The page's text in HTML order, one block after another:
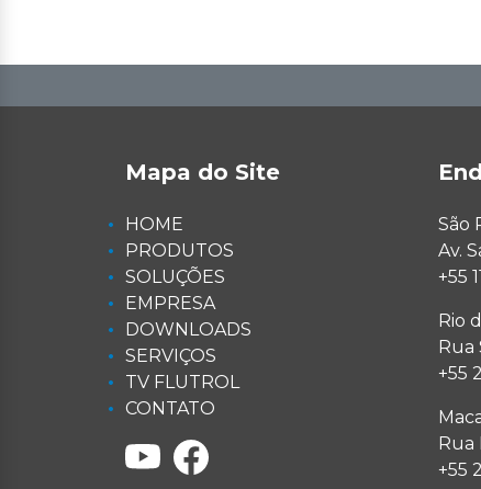
Mapa do Site
HOME
PRODUTOS
SOLUÇÕES
EMPRESA
DOWNLOADS
SERVIÇOS
TV FLUTROL
CONTATO
São
Av.
+55
Rio
Rua
+55
Rua
+55